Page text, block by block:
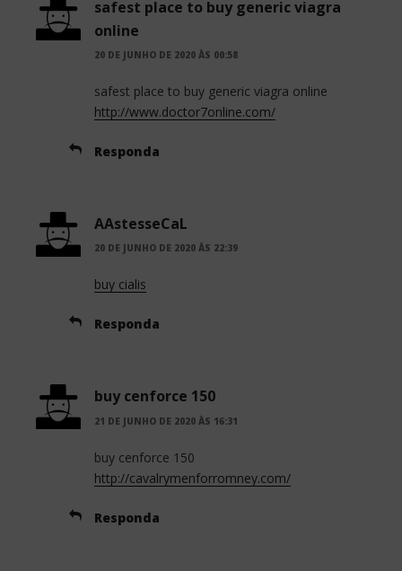
safest place to buy generic viagra
online
20 DE JUNHO DE 2020 ÀS 00:58
safest place to buy generic viagra online
http://www.doctor7online.com/
Responda
AAstesseCaL
20 DE JUNHO DE 2020 ÀS 22:39
buy cialis
Responda
buy cenforce 150
21 DE JUNHO DE 2020 ÀS 16:31
buy cenforce 150
http://cavalrymenforromney.com/
Responda